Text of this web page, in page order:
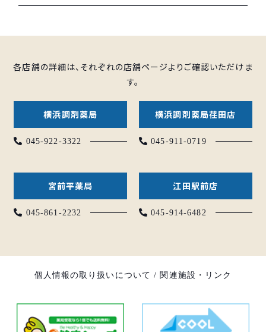
各店舗の詳細は、それぞれの店舗ページよりご確認いただけま
す。
横浜調剤薬局
045-922-3322
横浜調剤薬局荏田店
045-911-0719
宮前平薬局
045-861-2232
江田駅前店
045-914-6482
個人情報の取り扱いについて / 関連施設・リンク